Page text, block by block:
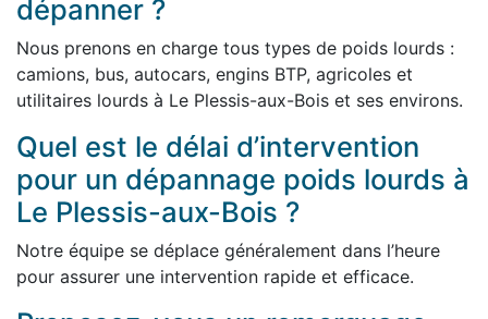
dépanner ?
Nous prenons en charge tous types de poids lourds :
camions, bus, autocars, engins BTP, agricoles et
utilitaires lourds à Le Plessis-aux-Bois et ses environs.
Quel est le délai d’intervention
pour un dépannage poids lourds à
Le Plessis-aux-Bois ?
Notre équipe se déplace généralement dans l’heure
pour assurer une intervention rapide et efficace.